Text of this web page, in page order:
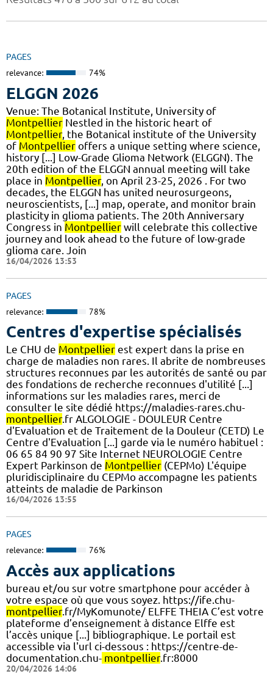
PAGES
relevance: 74%
ELGGN 2026
Venue: The Botanical Institute, University of
Montpellier Nestled in the historic heart of
Montpellier, the Botanical institute of the University
of Montpellier offers a unique setting where science,
history [...] Low-Grade Glioma Network (ELGGN). The
20th edition of the ELGGN annual meeting will take
place in Montpellier, on April 23-25, 2026 . For two
decades, the ELGGN has united neurosurgeons,
neuroscientists, [...] map, operate, and monitor brain
plasticity in glioma patients. The 20th Anniversary
Congress in Montpellier will celebrate this collective
journey and look ahead to the future of low-grade
glioma care. Join
16/04/2026 13:53
PAGES
relevance: 78%
Centres d'expertise spécialisés
Le CHU de Montpellier est expert dans la prise en
charge de maladies non rares. Il abrite de nombreuses
structures reconnues par les autorités de santé ou par
des fondations de recherche reconnues d'utilité [...]
informations sur les maladies rares, merci de
consulter le site dédié https://maladies-rares.chu-
montpellier.fr ALGOLOGIE - DOULEUR Centre
d'Evaluation et de Traitement de la Douleur (CETD) Le
Centre d'Evaluation [...] garde via le numéro habituel :
06 65 84 90 97 Site Internet NEUROLOGIE Centre
Expert Parkinson de Montpellier (CEPMo) L'équipe
pluridisciplinaire du CEPMo accompagne les patients
atteints de maladie de Parkinson
16/04/2026 13:55
PAGES
relevance: 76%
Accès aux applications
bureau et/ou sur votre smartphone pour accéder à
votre espace où que vous soyez. https://ife.chu-
montpellier.fr/MyKomunote/ ELFFE THEIA C’est votre
plateforme d’enseignement à distance Elffe est
l’accès unique [...] bibliographique. Le portail est
accessible via l'url ci-dessous : https://centre-de-
documentation.chu- montpellier.fr:8000
20/04/2026 14:06